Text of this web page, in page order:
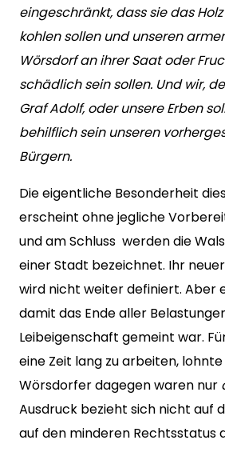
eingeschränkt, dass sie das
kohlen sollen und unseren
Wörsdorf an ihrer Saat oder
schädlich sein sollen. Und wir,
Graf Adolf, oder unsere Erben
behilflich sein unseren
Bürgern.
Die eigentliche Besonderheit
erscheint ohne jegliche
und am Schluss werden die
einer Stadt bezeichnet. Ihr
wird nicht weiter definiert. Aber
damit das Ende aller
Leibeigenschaft gemeint war.
eine Zeit lang zu arbeiten, lohnte
Wörsdorfer dagegen waren nur
Ausdruck bezieht sich nicht auf
auf den minderen Rechtsstatus